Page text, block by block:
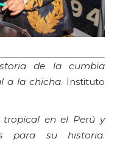
de la cumbia
a la chicha. Instituto
tropical en el Perú y
para su historia.